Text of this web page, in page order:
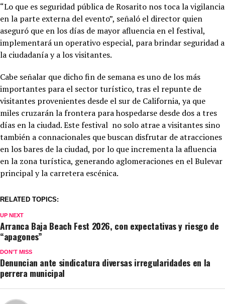
“Lo que es seguridad pública de Rosarito nos toca la vigilancia
en la parte externa del evento”, señaló el director quien
aseguró que en los días de mayor afluencia en el festival,
implementará un operativo especial, para brindar seguridad a
la ciudadanía y a los visitantes.
Cabe señalar que dicho fin de semana es uno de los más
importantes para el sector turístico, tras el repunte de
visitantes provenientes desde el sur de California, ya que
miles cruzarán la frontera para hospedarse desde dos a tres
días en la ciudad. Este festival no solo atrae a visitantes sino
también a connacionales que buscan disfrutar de atracciones
en los bares de la ciudad, por lo que incrementa la afluencia
en la zona turística, generando aglomeraciones en el Bulevar
principal y la carretera escénica.
RELATED TOPICS:
UP NEXT
Arranca Baja Beach Fest 2026, con expectativas y riesgo de
“apagones”
DON'T MISS
Denuncian ante sindicatura diversas irregularidades en la
perrera municipal